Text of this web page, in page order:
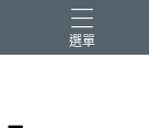
選單